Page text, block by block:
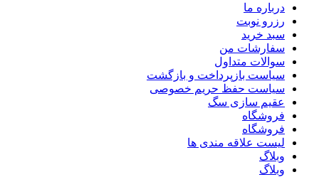
درباره ما
رزرو نوبت
سبد خرید
سفارشات من
سوالات متداول
سیاست بازپرداخت و بازگشت
سیاست حفظ حریم خصوصی
عقیم سازی سگ
فروشگاه
فروشگاه
لیست علاقه مندی ها
وبلاگ
وبلاگ